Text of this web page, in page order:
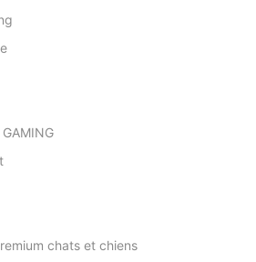
chats et chiens